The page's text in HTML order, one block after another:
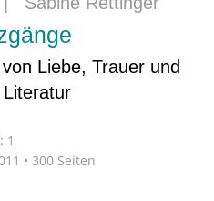
Liebe, Trauer und
1
• 300 Seiten